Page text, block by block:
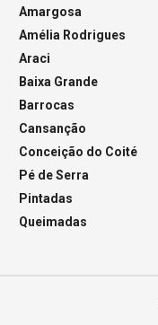
Amargosa
Amélia Rodrigues
Araci
Baixa Grande
Barrocas
Cansanção
Conceição do Coité
Pé de Serra
Pintadas
Queimadas